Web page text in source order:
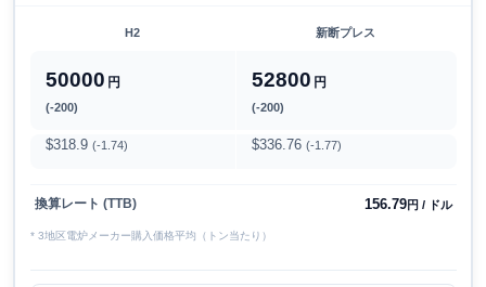
H2 新断プレス
50000 円
(-200)
52800 円
(-200)
$318.9 (-1.74) $336.76 (-1.77)
換算レート (TTB) 156.79円 / ドル
* 3地区電炉メーカー購入価格平均（トン当たり）